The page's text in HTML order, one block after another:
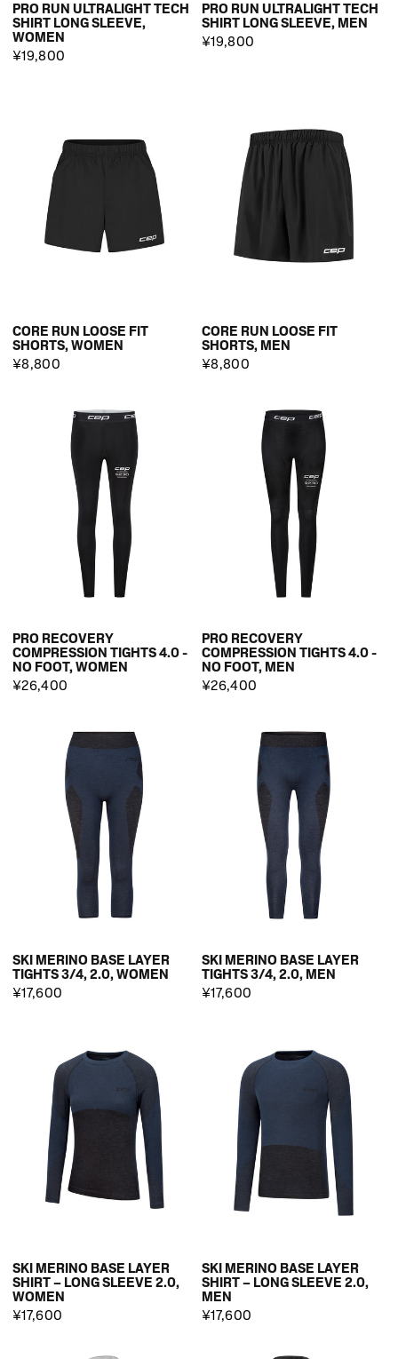
PRO RUN ULTRALIGHT TECH
SHIRT LONG SLEEVE,
WOMEN
¥19,800
PRO RUN ULTRALIGHT TECH
SHIRT LONG SLEEVE, MEN
¥19,800
CORE RUN LOOSE FIT
SHORTS, WOMEN
¥8,800
CORE RUN LOOSE FIT
SHORTS, MEN
¥8,800
PRO RECOVERY
COMPRESSION TIGHTS 4.0 -
NO FOOT, WOMEN
¥26,400
PRO RECOVERY
COMPRESSION TIGHTS 4.0 -
NO FOOT, MEN
¥26,400
SKI MERINO BASE LAYER
TIGHTS 3/4, 2.0, WOMEN
¥17,600
SKI MERINO BASE LAYER
TIGHTS 3/4, 2.0, MEN
¥17,600
SKI MERINO BASE LAYER
SHIRT – LONG SLEEVE 2.0,
WOMEN
¥17,600
SKI MERINO BASE LAYER
SHIRT – LONG SLEEVE 2.0,
MEN
¥17,600